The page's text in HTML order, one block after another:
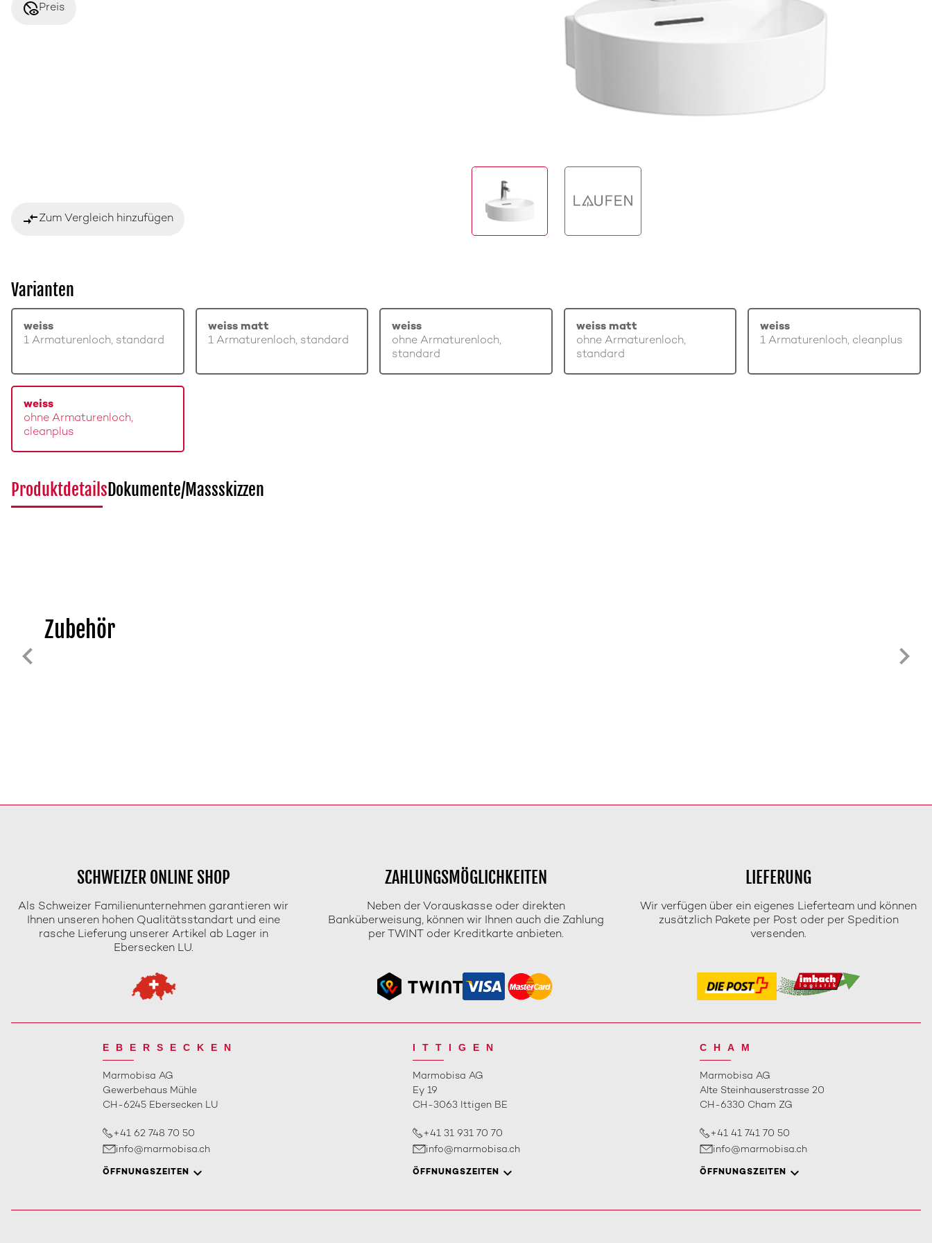
disabled_visiblePreis
compare_arrowsZum Vergleich hinzufügen
Varianten
weiss
1 Armaturenloch, standard
weiss matt
1 Armaturenloch, standard
weiss
ohne Armaturenloch,
standard
weiss matt
ohne Armaturenloch,
standard
weiss
1 Armaturenloch, cleanplus
weiss
ohne Armaturenloch,
cleanplus
ProduktdetailsDokumente/Massskizzen
Zubehör
SCHWEIZER ONLINE SHOP
Als Schweizer Familienunternehmen garantieren wir
Ihnen unseren hohen Qualitätsstandart und eine
rasche Lieferung unserer Artikel ab Lager in
Ebersecken LU.
ZAHLUNGSMÖGLICHKEITEN
Neben der Vorauskasse oder direkten
Banküberweisung, können wir Ihnen auch die Zahlung
per TWINT oder Kreditkarte anbieten.
LIEFERUNG
Wir verfügen über ein eigenes Lieferteam und können
zusätzlich Pakete per Post oder per Spedition
versenden.
EBERSECKEN
Marmobisa AG
Gewerbehaus Mühle
CH-6245 Ebersecken LU
+41 62 748 70 50
info@marmobisa.ch
ÖFFNUNGSZEITEN
ITTIGEN
Marmobisa AG
Ey 19
CH-3063 Ittigen BE
+41 31 931 70 70
info@marmobisa.ch
ÖFFNUNGSZEITEN
CHAM
Marmobisa AG
Alte Steinhauserstrasse 20
CH-6330 Cham ZG
+41 41 741 70 50
info@marmobisa.ch
ÖFFNUNGSZEITEN